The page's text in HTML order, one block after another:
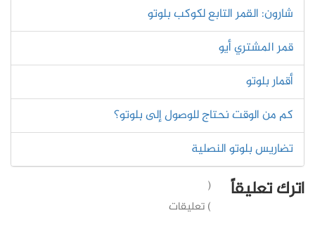
شارون: القمر التابع لكوكب بلوتو
قمر المشتري أيو
أقمار بلوتو
كم من الوقت نحتاج للوصول إلى بلوتو؟
تضاريس بلوتو النصلية
اترك تعليقاً
(
) تعليقات